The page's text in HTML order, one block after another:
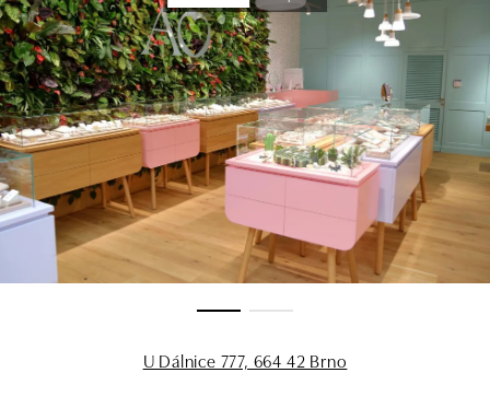
U Dálnice 777, 664 42 Brno